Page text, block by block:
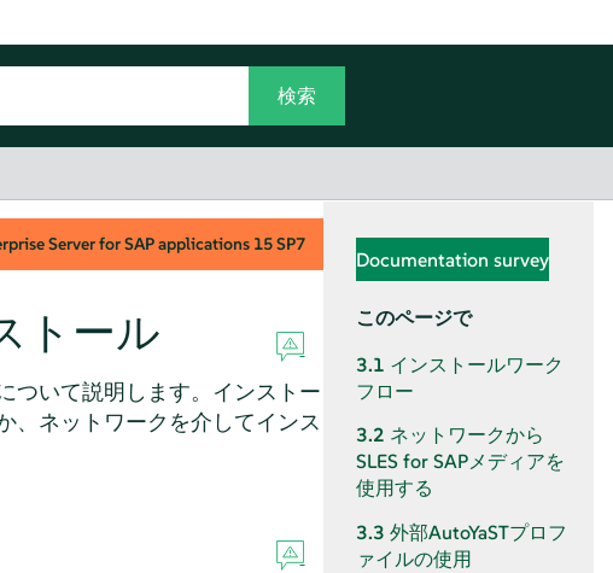
Server for SAP applications 15 SP7
トール
ついて説明します。インストー
、ネットワークを介してインス
Documentation survey
このページで
3.1 インストールワーク
フロー
3.2 ネットワークから
SLES for SAPメディアを
使用する
3.3 外部AutoYaSTプロフ
ァイルの使用